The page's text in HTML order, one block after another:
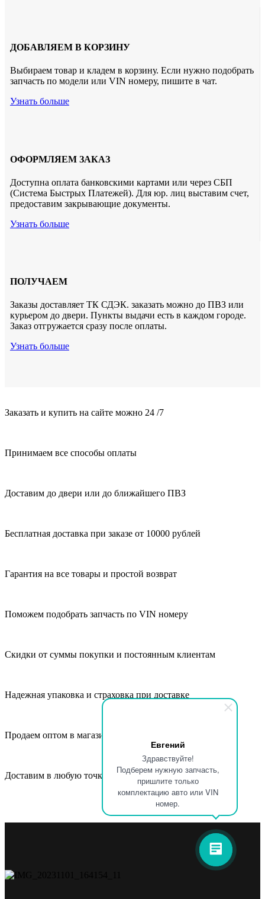
Евгений
Здравствуйте!
Подберем нужную запчасть,
пришлите только
комплектацию авто или VIN
номер.
ДОБАВЛЯЕМ В КОРЗИНУ
Выбираем товар и кладем в корзину. Если нужно подобрать
запчасть по модели или VIN номеру, пишите в чат.
Узнать больше
ОФОРМЛЯЕМ ЗАКАЗ
Доступна оплата банковскими картами или через СБП
(Система Быстрых Платежей). Для юр. лиц выставим счет,
предоставим закрывающие документы.
Узнать больше
ПОЛУЧАЕМ
Заказы доставляет ТК СДЭК. заказать можно до ПВЗ или
курьером до двери. Пункты выдачи есть в каждом городе.
Заказ отгружается сразу после оплаты.
Узнать больше
Заказать и купить на сайте можно 24 /7
Принимаем все способы оплаты
Доставим до двери или до ближайшего ПВЗ
Бесплатная доставка при заказе от 10000 рублей
Гарантия на все товары и простой возврат
Поможем подобрать запчасть по VIN номеру
Скидки от суммы покупки и постоянным клиентам
Надежная упаковка и страховка при доставке
Продаем оптом в магазины, СТО и автосервисы
Доставим в любую точку России и СНГ